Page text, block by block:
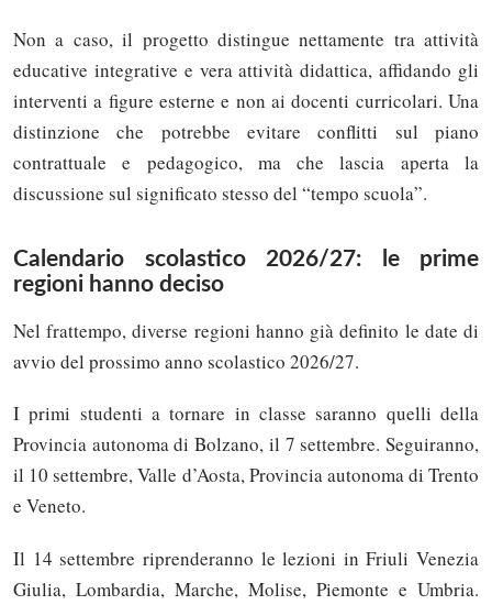
Non a caso, il progetto distingue nettamente tra attività
educative integrative e vera attività didattica, affidando gli
interventi a figure esterne e non ai docenti curricolari. Una
distinzione che potrebbe evitare conflitti sul piano
contrattuale e pedagogico, ma che lascia aperta la
discussione sul significato stesso del “tempo scuola”.
Calendario scolastico 2026/27: le prime
regioni hanno deciso
Nel frattempo, diverse regioni hanno già definito le date di
avvio del prossimo anno scolastico 2026/27.
I primi studenti a tornare in classe saranno quelli della
Provincia autonoma di Bolzano, il 7 settembre. Seguiranno,
il 10 settembre, Valle d’Aosta, Provincia autonoma di Trento
e Veneto.
Il 14 settembre riprenderanno le lezioni in Friuli Venezia
Giulia, Lombardia, Marche, Molise, Piemonte e Umbria.